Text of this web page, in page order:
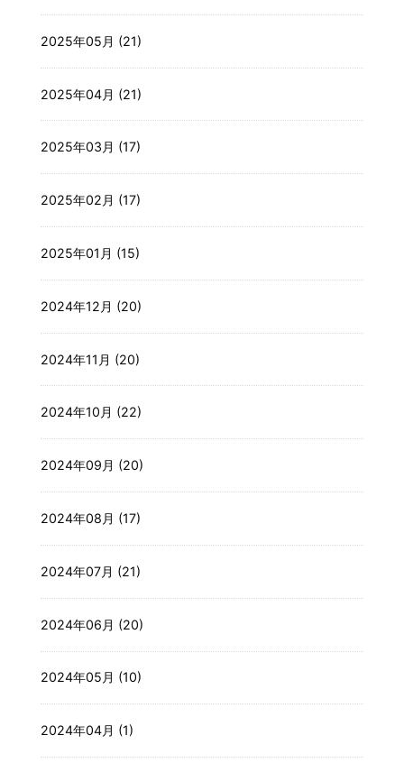
2025年05月 (21)
2025年04月 (21)
2025年03月 (17)
2025年02月 (17)
2025年01月 (15)
2024年12月 (20)
2024年11月 (20)
2024年10月 (22)
2024年09月 (20)
2024年08月 (17)
2024年07月 (21)
2024年06月 (20)
2024年05月 (10)
2024年04月 (1)